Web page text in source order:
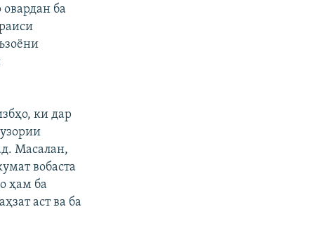
ба
ки дар
Масалан,
вобаста
ҳам ба
аст ва ба